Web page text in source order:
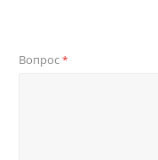
Вопрос*